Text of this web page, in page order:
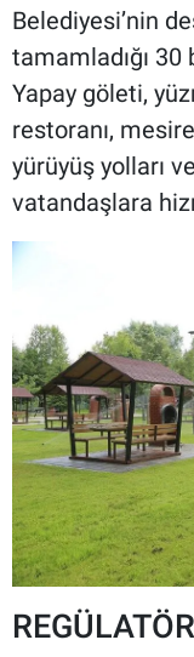
Belediyesi’nin
tamamladığı
Yapay göleti,
restoranı,
yürüyüş yolları
vatandaşlara
REGÜLATÖR